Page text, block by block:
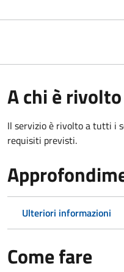
A chi è rivolto
Il servizio è rivolto a tutti i
requisiti previsti.
Ulteriori informazioni
Come fare